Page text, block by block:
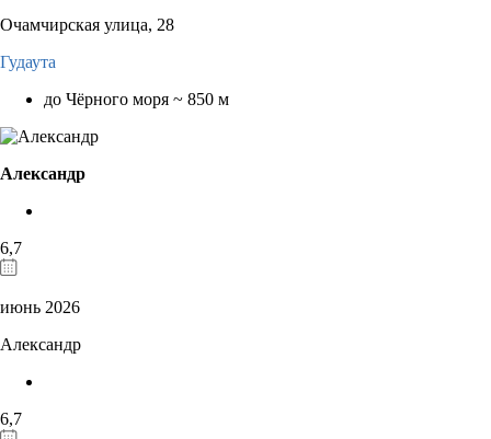
Очамчирская улица, 28
Гудаута
до Чёрного моря ~ 850 м
Александр
6,7
июнь 2026
Александр
6,7